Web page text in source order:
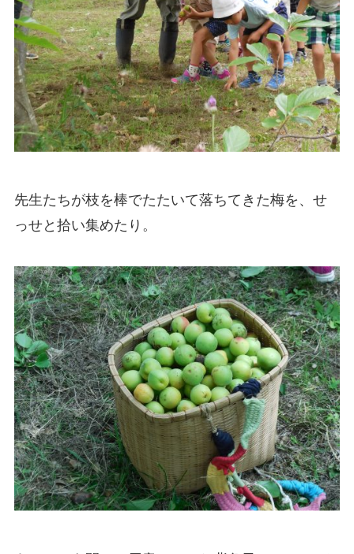
先生たちが枝を棒でたたいて落ちてきた梅を、せ
っせと拾い集めたり。